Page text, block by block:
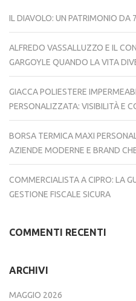
IL DIAVOLO: UN PATRIMONIO DA
ALFREDO VASSALLUZZO E IL
GARGOYLE QUANDO LA VITA
GIACCA POLIESTERE
PERSONALIZZATA: VISIBILITÀ E
BORSA TERMICA MAXI
AZIENDE MODERNE E BRAND
COMMERCIALISTA A CIPRO: LA
GESTIONE FISCALE SICURA
COMMENTI RECENTI
ARCHIVI
MAGGIO 2026